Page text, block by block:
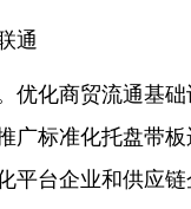
通
优化商贸流通基
广标准化托盘带
平台企业和供应